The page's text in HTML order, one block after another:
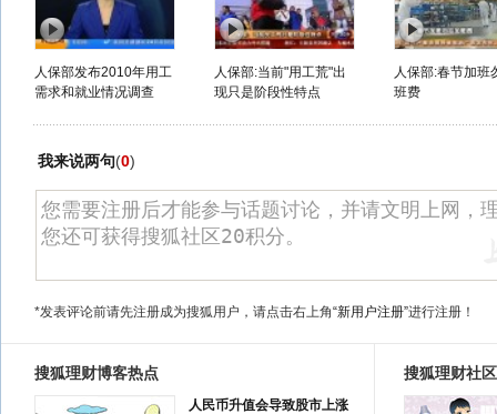
人保部发布2010年用工
需求和就业情况调查
人保部:当前"用工荒"出
现只是阶段性特点
人保部:春节加班
班费
我来说两句(0)
*发表评论前请先注册成为搜狐用户，请点击右上角“新用户注册”进行注册！
搜狐理财博客热点
人民币升值会导致股市上涨
搜狐理财社